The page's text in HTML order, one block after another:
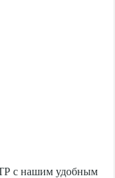
с нашим удобным